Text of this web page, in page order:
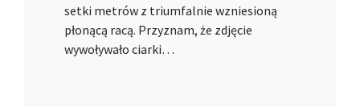
setki metrów z triumfalnie wzniesioną
płonącą racą. Przyznam, że zdjęcie
wywoływało ciarki…